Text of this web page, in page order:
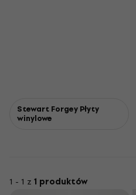
Stewart Forgey Płyty
winylowe
1 - 1 z 1 produktów